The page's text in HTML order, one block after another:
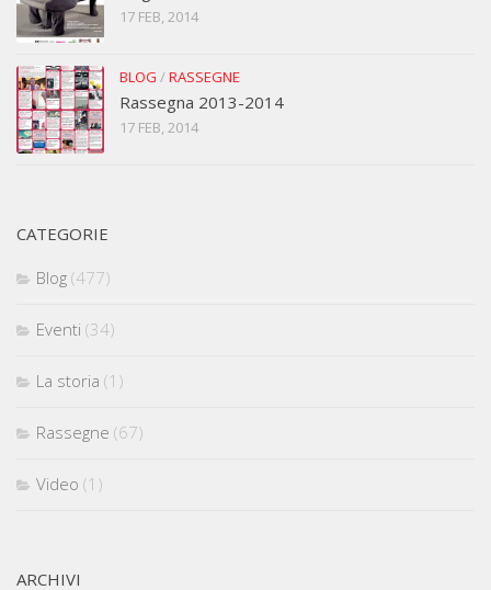
17 FEB, 2014
BLOG /RASSEGNE
Rassegna 2013-2014
17 FEB, 2014
CATEGORIE
Blog (477)
Eventi (34)
La storia (1)
Rassegne (67)
Video (1)
ARCHIVI